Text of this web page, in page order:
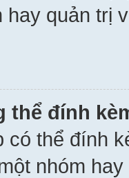
quản trị
thể đính
có thể đính
nhóm